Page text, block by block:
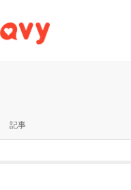
記事